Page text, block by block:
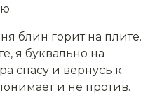
блин горит на плите.
я буквально на
спасу и вернусь к
и не против.